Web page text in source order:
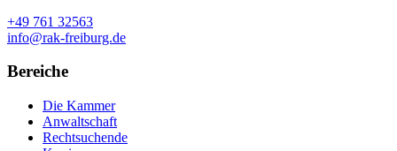
+49 761 32563
info@rak-freiburg.de
Bereiche
Die Kammer
Anwaltschaft
Rechtsuchende